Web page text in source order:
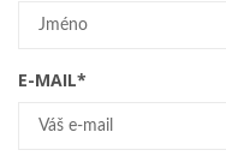
E-MAIL*